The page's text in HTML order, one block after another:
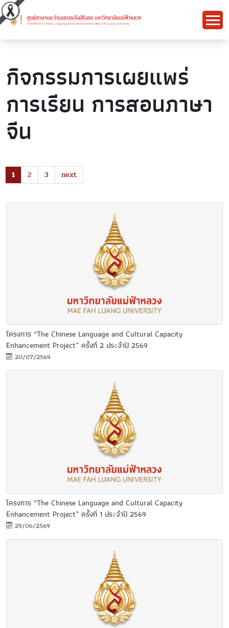
กิจกรรมการเผยแพร่
การเรียน การสอนภาษา
จีน
1 2 3 next
โครงการ “The Chinese Language and Cultural Capacity
Enhancement Project” ครั้งที่ 2 ประจำปี 2569
20/07/2569
โครงการ “The Chinese Language and Cultural Capacity
Enhancement Project” ครั้งที่ 1 ประจำปี 2569
29/06/2569